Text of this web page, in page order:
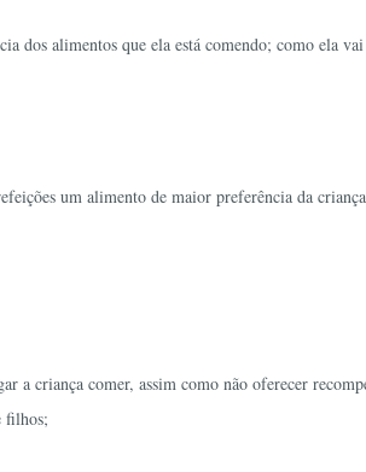
dos alimentos que ela está comendo; como ela
um alimento de maior preferência da
a criança comer, assim como não oferecer
filhos;